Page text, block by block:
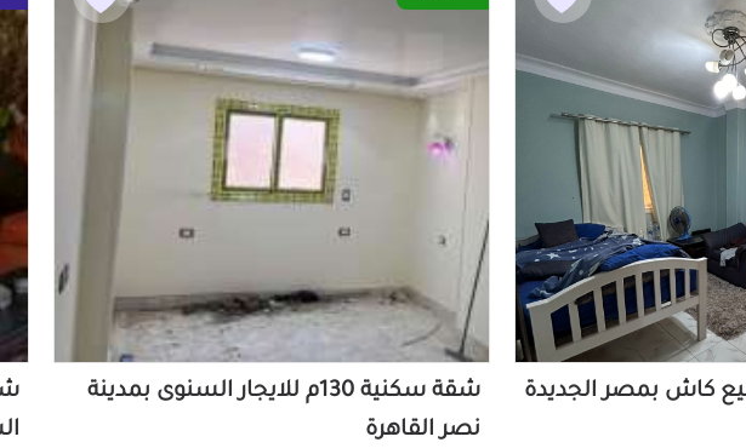
80م للبيع كاش بمصر الجديدة
شقة سكنية 130م للايجار السنوى بمدينة
نصر القاهرة